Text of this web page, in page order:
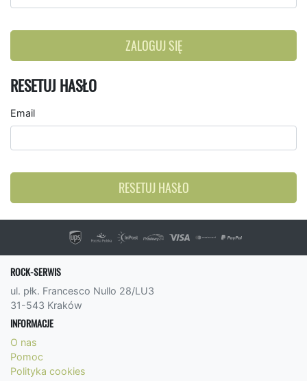
ZALOGUJ SIĘ
RESETUJ HASŁO
Email
RESETUJ HASŁO
ROCK-SERWIS
ul. płk. Francesco Nullo 28/LU3
31-543 Kraków
INFORMACJE
O nas
Pomoc
Polityka cookies